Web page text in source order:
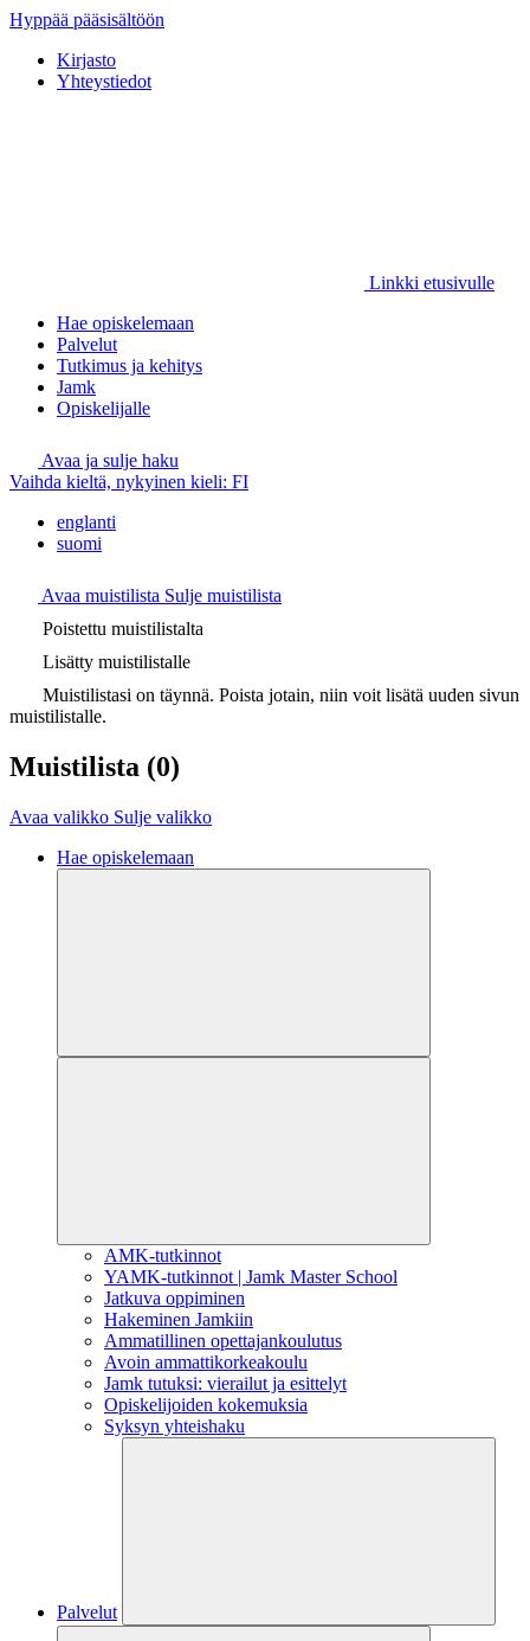
Hyppää pääsisältöön
Kirjasto
Yhteystiedot
Linkki etusivulle
Hae opiskelemaan
Palvelut
Tutkimus ja kehitys
Jamk
Opiskelijalle
Avaa ja sulje haku
Vaihda kieltä, nykyinen kieli: FI
englanti
suomi
Avaa muistilista Sulje muistilista
Poistettu muistilistalta
Lisätty muistilistalle
Muistilistasi on täynnä. Poista jotain, niin voit lisätä uuden sivun
muistilistalle.
Muistilista (0)
Avaa valikko Sulje valikko
Hae opiskelemaan
AMK-tutkinnot
YAMK-tutkinnot | Jamk Master School
Jatkuva oppiminen
Hakeminen Jamkiin
Ammatillinen opettajankoulutus
Avoin ammattikorkeakoulu
Jamk tutuksi: vierailut ja esittelyt
Opiskelijoiden kokemuksia
Syksyn yhteishaku
Palvelut